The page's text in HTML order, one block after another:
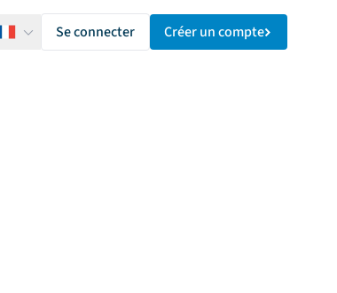
FrançaisSe connecter Créer un compte